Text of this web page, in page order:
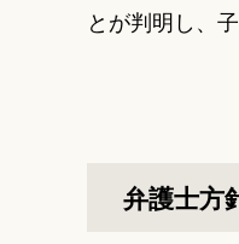
とが判明し、
弁護士方